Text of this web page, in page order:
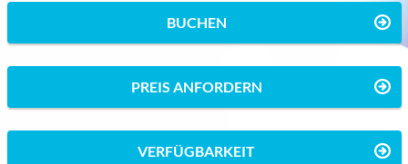
BUCHEN
PREIS ANFORDERN
VERFÜGBARKEIT